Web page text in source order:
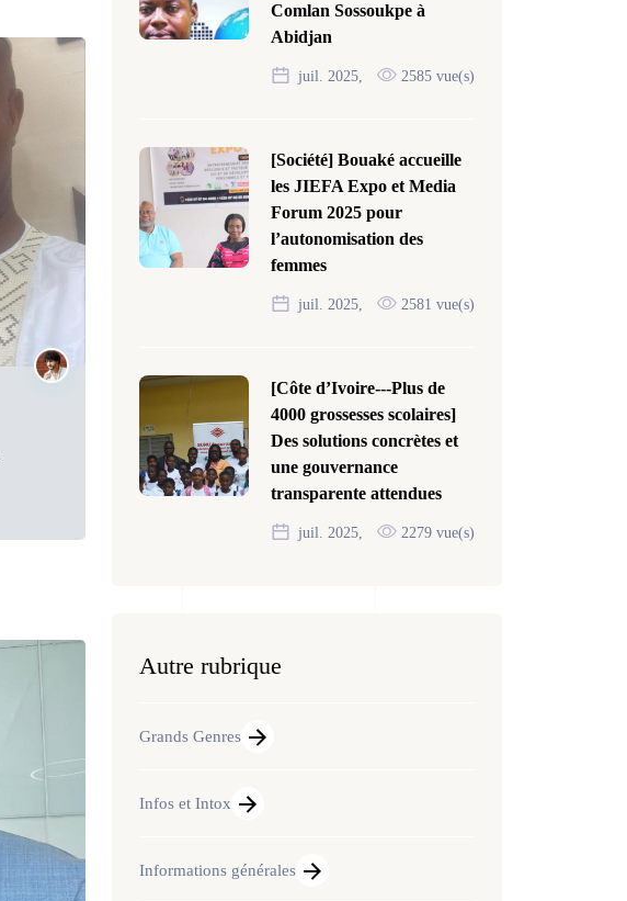
Comlan Sossoukpe à
Abidjan
juil. 2025, 2585 vue(s)
[Société] Bouaké accueille
les JIEFA Expo et Media
Forum 2025 pour
l’autonomisation des
femmes
juil. 2025, 2581 vue(s)
[Côte d’Ivoire---Plus de
4000 grossesses scolaires]
Des solutions concrètes et
une gouvernance
transparente attendues
juil. 2025, 2279 vue(s)
Autre rubrique
Grands Genres
Infos et Intox
Informations générales